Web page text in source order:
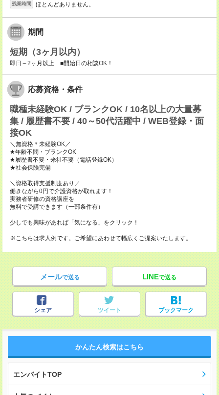
残業時間 ほとんどありません。
期間
短期（3ヶ月以内）
即日～2ヶ月以上 ■開始日の相談OK！
応募資格・条件
職種未経験OK / ブランクOK / 10名以上の大量募
集 / 履歴書不要 / 40～50代活躍中 / WEB登録・面
接OK
＼無資格＊未経験OK／
★年齢不問・ブランクOK
★履歴書不要・来社不要（電話登録OK）
★社会保険完備
＼資格取得支援制度あり／
働きながら0円で介護資格が取れます！
実務者研修の資格講座を
無料で受講できます（一部条件有）
少しでも興味があれば「気になる」をクリック！
※こちらは求人例です。ご希望にあわせて幅広くご提案いたします。
メールで送る LINEで送る
シェア ツイート ブックマーク
かんたん検索はこちら
エンバイトTOP